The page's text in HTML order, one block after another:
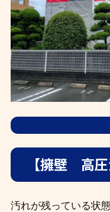
【擁壁 高圧
汚れが残っている状